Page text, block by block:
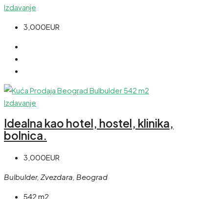
Izdavanje
3,000EUR
Izdavanje
Idealna kao hotel, hostel, klinika,
bolnica.
3,000EUR
Bulbulder, Zvezdara, Beograd
542 m2